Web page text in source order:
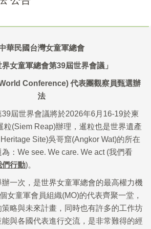
華民國台灣女童軍總會
界女童軍總會第39屆世界會議」
Conference) 代表團觀察員甄選辦
法
屆世界會議將於2026年6月16-19於柬
粒(Siem Reap)辦理，暹粒也是世界遺產
Site)吳哥窟(Angkor Wat)的所在
：We see. We care. We act (我們看
們行動)。
一次，是世界女童軍總會的最高權力機
女童軍會員組織(MO)的代表齊聚一堂，
略與未來計畫，同時也有許多的工作坊
與各國代表進行交流，是非常難得的經